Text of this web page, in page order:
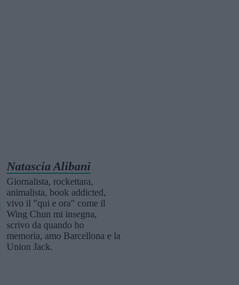
Natascia Alibani
Giornalista, rockettara,
animalista, book addicted,
vivo il "qui e ora" come il
Wing Chun mi insegna,
scrivo da quando ho
memoria, amo Barcellona e la
Union Jack.